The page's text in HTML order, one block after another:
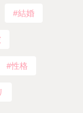
結婚
性格